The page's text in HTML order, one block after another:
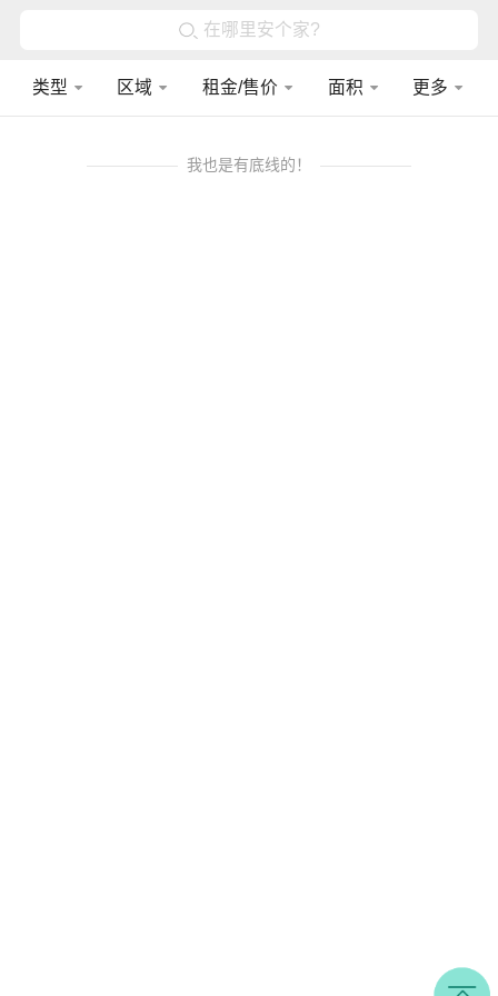
在哪里安个家?
类型 区域 租金/售价 面积 更多
我也是有底线的！